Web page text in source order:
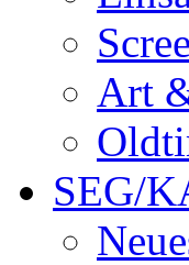
Art
SEG/